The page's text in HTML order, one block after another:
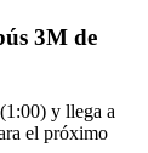
3M de
y llega a
el próximo